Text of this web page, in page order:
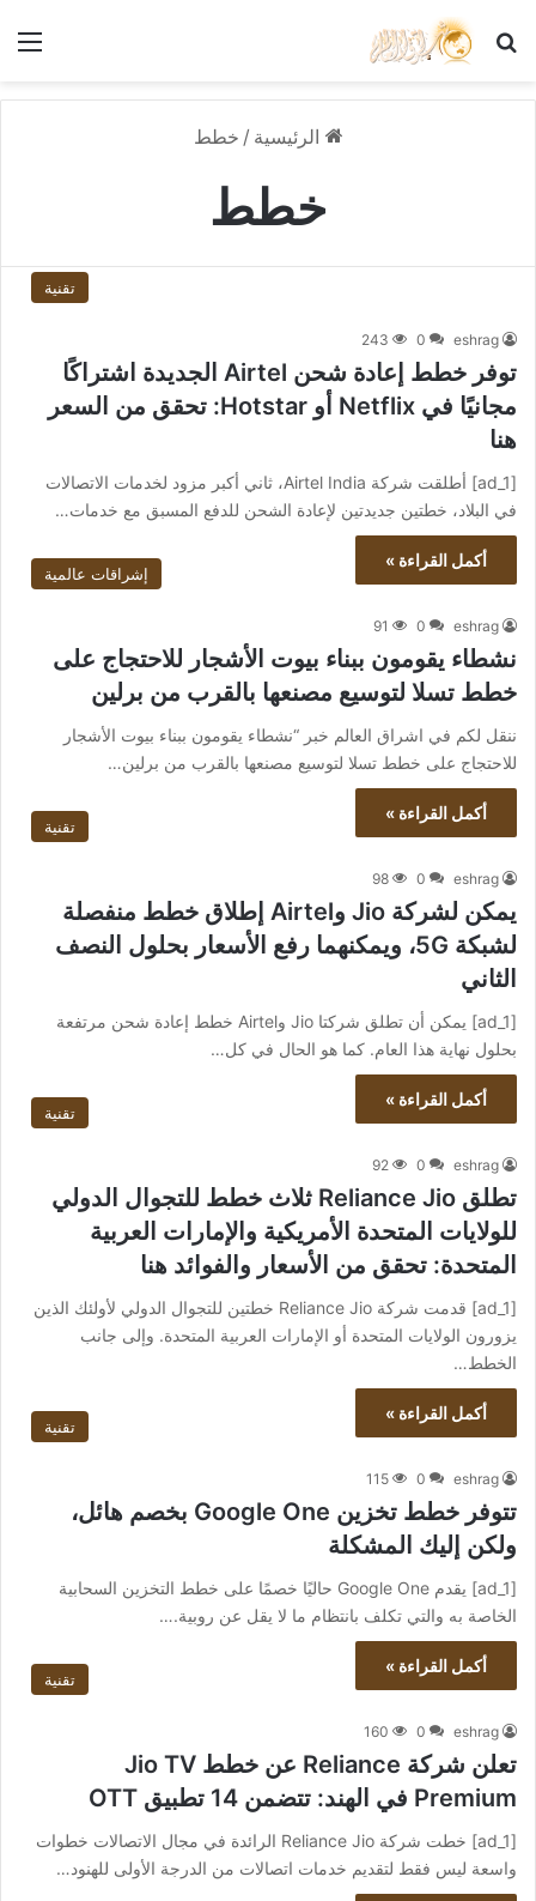
بحث عن
الرئيسية / خطط
خطط
تقنية
eshrag
0
243
توفر خطط إعادة شحن Airtel الجديدة اشتراكًا
مجانيًا في Netflix أو Hotstar: تحقق من السعر
هنا
[ad_1] أطلقت شركة Airtel India، ثاني أكبر مزود لخدمات الاتصالات
في البلاد، خطتين جديدتين لإعادة الشحن للدفع المسبق مع خدمات…
أكمل القراءة »
إشراقات عالمية
eshrag
0
91
نشطاء يقومون ببناء بيوت الأشجار للاحتجاج على
خطط تسلا لتوسيع مصنعها بالقرب من برلين
ننقل لكم في اشراق العالم خبر “نشطاء يقومون ببناء بيوت الأشجار
للاحتجاج على خطط تسلا لتوسيع مصنعها بالقرب من برلين…
أكمل القراءة »
تقنية
eshrag
0
98
يمكن لشركة Jio وAirtel إطلاق خطط منفصلة
لشبكة 5G، ويمكنهما رفع الأسعار بحلول النصف
الثاني
[ad_1] يمكن أن تطلق شركتا Jio وAirtel خطط إعادة شحن مرتفعة
بحلول نهاية هذا العام. كما هو الحال في كل…
أكمل القراءة »
تقنية
eshrag
0
92
تطلق Reliance Jio ثلاث خطط للتجوال الدولي
للولايات المتحدة الأمريكية والإمارات العربية
المتحدة: تحقق من الأسعار والفوائد هنا
[ad_1] قدمت شركة Reliance Jio خطتين للتجوال الدولي لأولئك الذين
يزورون الولايات المتحدة أو الإمارات العربية المتحدة. وإلى جانب
الخطط…
أكمل القراءة »
تقنية
eshrag
0
115
تتوفر خطط تخزين Google One بخصم هائل،
ولكن إليك المشكلة
[ad_1] يقدم Google One حاليًا خصمًا على خطط التخزين السحابية
الخاصة به والتي تكلف بانتظام ما لا يقل عن روبية.…
أكمل القراءة »
تقنية
eshrag
0
160
تعلن شركة Reliance عن خطط Jio TV
Premium في الهند: تتضمن 14 تطبيق OTT
[ad_1] خطت شركة Reliance Jio الرائدة في مجال الاتصالات خطوات
واسعة ليس فقط لتقديم خدمات اتصالات من الدرجة الأولى للهنود…